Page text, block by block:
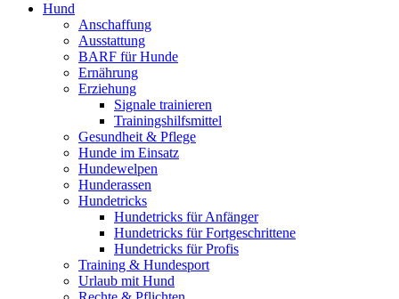
Hund
Anschaffung
Ausstattung
BARF für Hunde
Ernährung
Erziehung
Signale trainieren
Trainingshilfsmittel
Gesundheit & Pflege
Hunde im Einsatz
Hundewelpen
Hunderassen
Hundetricks
Hundetricks für Anfänger
Hundetricks für Fortgeschrittene
Hundetricks für Profis
Training & Hundesport
Urlaub mit Hund